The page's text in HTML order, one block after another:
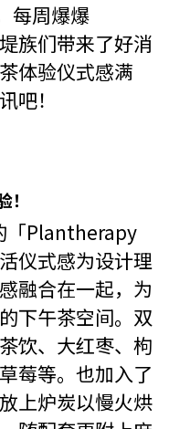
每周爆爆
族们带来了好消
体验仪式感满
吧！
「Plantherapy
仪式感为设计理
融合在一起，为
下午茶空间。双
饮、大红枣、枸
莓等。也加入了
上炉炭以慢火烘